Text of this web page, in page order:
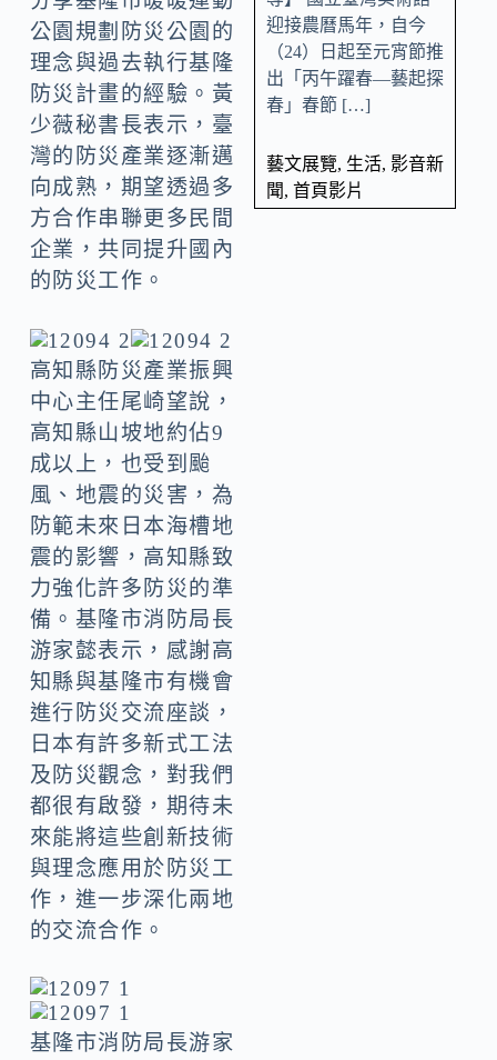
公園規劃防災公園的
理念與過去執行基隆
防災計畫的經驗。黃
少薇秘書長表示，臺
灣的防災產業逐漸邁
向成熟，期望透過多
方合作串聯更多民間
企業，共同提升國內
的防災工作。
高知縣防災產業振興
中心主任尾崎望說，
高知縣山坡地約佔9
成以上，也受到颱
風、地震的災害，為
防範未來日本海槽地
震的影響，高知縣致
力強化許多防災的準
備。基隆市消防局長
游家懿表示，感謝高
知縣與基隆市有機會
進行防災交流座談，
日本有許多新式工法
及防災觀念，對我們
都很有啟發，期待未
來能將這些創新技術
與理念應用於防災工
作，進一步深化兩地
的交流合作。
基隆市消防局長游家
迎接農曆馬年，自今
（24）日起至元宵節推
出「丙午躍春—藝起探
春」春節 […]
藝文展覽, 生活, 影音新
聞, 首頁影片